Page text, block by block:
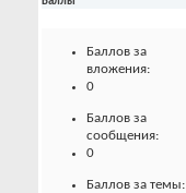
Баллов за
вложения:
0
Баллов за
сообщения:
0
Баллов за темы: